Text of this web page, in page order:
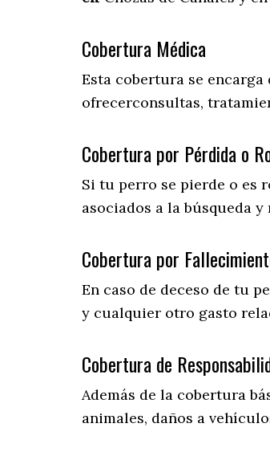
Cobertura Médica
Esta cobertura se
ofrecerconsultas,
Cobertura por Pérdida o
Si tu perro se pierde o es
asociados a la búsqueda
Cobertura por
En caso de deceso de tu
y cualquier otro gasto
Cobertura de
Además de la cobertura
animales, daños a